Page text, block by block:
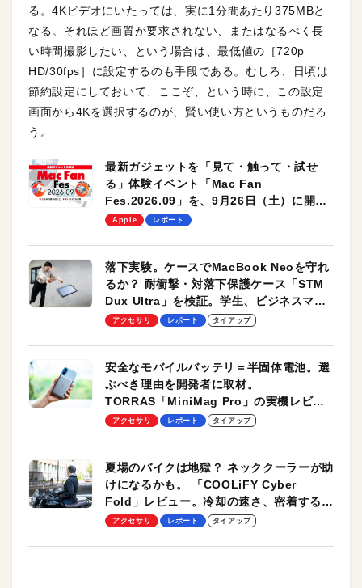
る。4Kビデオにいたっては、実に1分間あたり375MBと
なる。それほど画質が要求されない、またはなるべく長
い時間撮影したい、という場合は、最低値の［720p
HD/30fps］に設定するのも手段である。むしろ、日頃は
節約設定にしておいて、ここぞ、という時に、この設定
画面から4Kを選択するのが、賢い使い方というものだろ
う。
最新ガジェットを「見て・触って・試せ
る」体験イベント「Mac Fan
Fes.2026.09」を、9月26日（土）に開催
します！
Apple レポート
落下実験。ケースでMacBook Neoを守れ
るか？ 耐衝撃・対落下保護ケース「STM
Dux Ultra」を検証。学生、ビジネスマン
のモバイルユースに最適！
アクセサリ レポート タイアップ
安全なモバイルバッテリ＝半固体電池。選
ぶべき理由を開発者に取材。
TORRAS「MiniMag Pro」の実機レビュ
ーも
アクセサリ レポート タイアップ
夏場のバイクは地獄？ ネッククーラーが助
けになるかも。 「COOLiFY Cyber
Fold」レビュー。冷却の速さ、密着する冷
却プレート、シンプルな操作性がグッド！
アクセサリ レポート タイアップ